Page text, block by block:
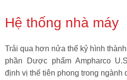
Hệ thống nhà máy
Trải qua hơn nửa thế kỷ hình
phần Dược phẩm Ampharco
định vị thế tiên phong trong ngành